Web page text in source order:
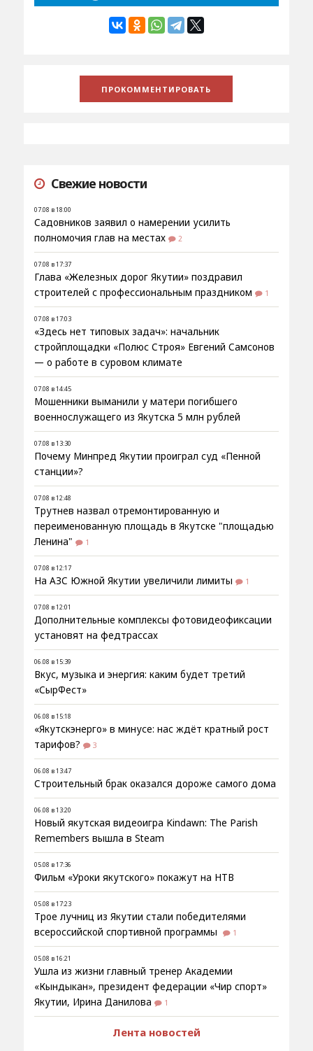
Свежие новости
07.08 в 18:00
Садовников заявил о намерении усилить
полномочия глав на местах
2
07.08 в 17:37
Глава «Железных дорог Якутии» поздравил
строителей с профессиональным праздником
1
07.08 в 17:03
«Здесь нет типовых задач»: начальник
стройплощадки «Полюс Строя» Евгений Самсонов
— о работе в суровом климате
07.08 в 14:45
Мошенники выманили у матери погибшего
военнослужащего из Якутска 5 млн рублей
07.08 в 13:30
Почему Минпред Якутии проиграл суд «Пенной
станции»?
07.08 в 12:48
Трутнев назвал отремонтированную и
переименованную площадь в Якутске "площадью
Ленина"
1
07.08 в 12:17
На АЗС Южной Якутии увеличили лимиты 1
07.08 в 12:01
Дополнительные комплексы фотовидеофиксации
установят на федтрассах
06.08 в 15:39
Вкус, музыка и энергия: каким будет третий
«СырФест»
06.08 в 15:18
«Якутскэнерго» в минусе: нас ждёт кратный рост
тарифов?
3
06.08 в 13:47
Строительный брак оказался дороже самого дома
06.08 в 13:20
Новый якутская видеоигра Kindawn: The Parish
Remembers вышла в Steam
05.08 в 17:36
Фильм «Уроки якутского» покажут на НТВ
05.08 в 17:23
Трое лучниц из Якутии стали победителями
всероссийской спортивной программы
1
05.08 в 16:21
Ушла из жизни главный тренер Академии
«Кындыкан», президент федерации «Чир спорт»
Якутии, Ирина Данилова
1
Лента новостей